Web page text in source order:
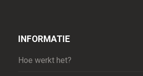
INFORMATIE
Hoe werkt het?